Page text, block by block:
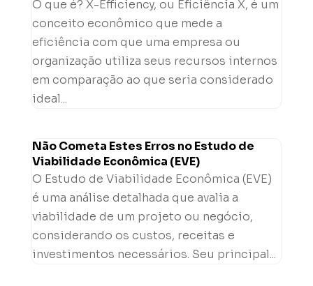
O que é? X-Efficiency, ou Eficiência X, é um
conceito econômico que mede a
eficiência com que uma empresa ou
organização utiliza seus recursos internos
em comparação ao que seria considerado
ideal...
Não Cometa Estes Erros no Estudo de
Viabilidade Econômica (EVE)
O Estudo de Viabilidade Econômica (EVE)
é uma análise detalhada que avalia a
viabilidade de um projeto ou negócio,
considerando os custos, receitas e
investimentos necessários. Seu principal...